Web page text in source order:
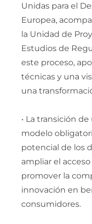
Unidas para el
Europea,
la Unidad de
Estudios de
este proceso,
técnicas y una
una
• La transición
modelo
potencial de los
ampliar el
promover la
innovación en
consumidores.